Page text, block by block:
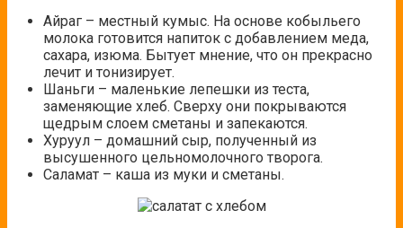
Айраг – местный кумыс. На основе кобыльего
молока готовится напиток с добавлением меда,
сахара, изюма. Бытует мнение, что он прекрасно
лечит и тонизирует.
Шаньги – маленькие лепешки из теста,
заменяющие хлеб. Сверху они покрываются
щедрым слоем сметаны и запекаются.
Хуруул – домашний сыр, полученный из
высушенного цельномолочного творога.
Саламат – каша из муки и сметаны.